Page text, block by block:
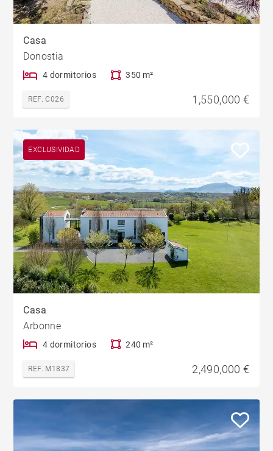
Casa
Donostia
4 dormitorios 350 m²
REF. C026 1,550,000 €
EXCLUSIVIDAD
Casa
Arbonne
4 dormitorios 240 m²
REF. M1837 2,490,000 €